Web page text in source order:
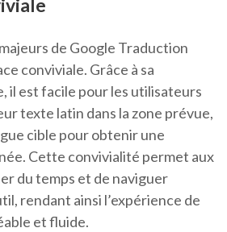
de Google Traduction
conviviale. Grâce à sa
il est facile pour les utilisateurs
texte latin dans la zone prévue,
cible pour obtenir une
Cette convivialité permet aux
du temps et de naviguer
rendant ainsi l’expérience de
et fluide.